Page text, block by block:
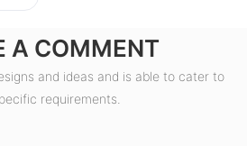
A COMMENT
and ideas and is able to cater to
requirements.